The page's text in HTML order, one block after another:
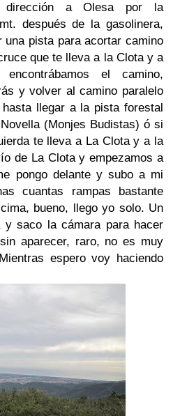
dirección a Olesa por la
después de la gasolinera,
pista para acortar camino
que te lleva a la Clota y a
el camino,
y volver al camino paralelo
llegar a la pista forestal
(Monjes Budistas) ó si
te lleva a La Clota y a la
de La Clota y empezamos a
pongo delante y subo a mi
cuantas rampas bastante
bueno, llego yo solo. Un
y saco la cámara para hacer
aparecer, raro, no es muy
espero voy haciendo